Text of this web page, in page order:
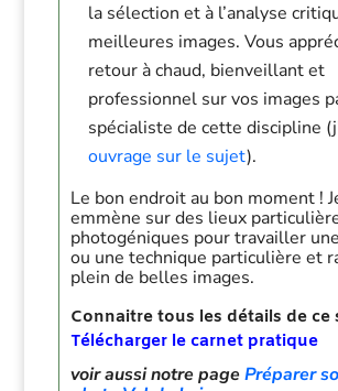
la sélection et à l’analyse
meilleures images. Vous
retour à chaud, bienveillant et
professionnel sur vos images
spécialiste de cette discipline
ouvrage sur le sujet).
Le bon endroit au bon moment !
emmène sur des lieux
photogéniques pour travailler
ou une technique particulière et
plein de belles images.
Connaitre tous les détails de ce
Télécharger le carnet pratique
voir aussi notre pagePréparer